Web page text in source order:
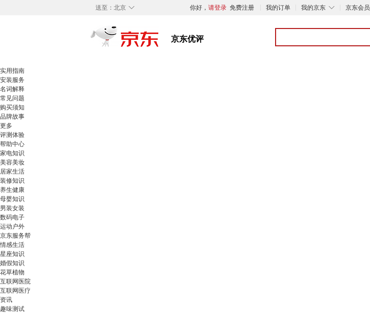
◇
送至： 北京 你好， 请登录 免费注册 我的订单 ◇
我的京东 京东会员
实用指南
安装服务
名词解释
常见问题
购买须知
品牌故事
更多
评测体验
帮助中心
家电知识
美容美妆
居家生活
装修知识
养生健康
母婴知识
男装女装
数码电子
运动户外
京东服务帮
情感生活
星座知识
婚假知识
花草植物
互联网医院
互联网医疗
资讯
趣味测试